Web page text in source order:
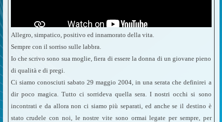
Allegro, simpatico, positivo ed innamorato della vita.
Sempre con il sorriso sulle labbra.
Io che scrivo sono sua moglie, fiera di essere la donna di un giovane pieno
di qualità e di pregi.
Ci siamo conosciuti sabato 29 maggio 2004, in una serata che definirei a
dir poco magica. Tutto ci sorrideva quella sera. I nostri occhi si sono
incontrati e da allora non ci siamo più separati, ed anche se il destino è
stato crudele con noi, le nostre vite sono ormai legate per sempre, per